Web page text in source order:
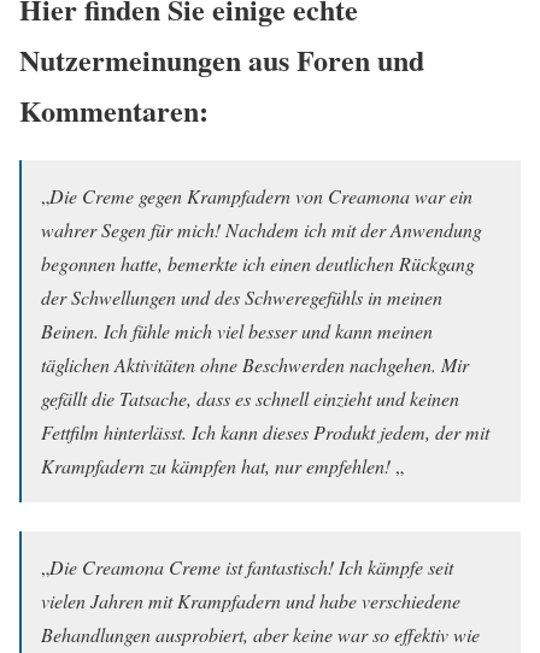
Hier finden Sie einige echte
Nutzermeinungen aus Foren und
Kommentaren:
„Die Creme gegen Krampfadern von Creamona war ein
wahrer Segen für mich! Nachdem ich mit der Anwendung
begonnen hatte, bemerkte ich einen deutlichen Rückgang
der Schwellungen und des Schweregefühls in meinen
Beinen. Ich fühle mich viel besser und kann meinen
täglichen Aktivitäten ohne Beschwerden nachgehen. Mir
gefällt die Tatsache, dass es schnell einzieht und keinen
Fettfilm hinterlässt. Ich kann dieses Produkt jedem, der mit
Krampfadern zu kämpfen hat, nur empfehlen! „
„Die Creamona Creme ist fantastisch! Ich kämpfe seit
vielen Jahren mit Krampfadern und habe verschiedene
Behandlungen ausprobiert, aber keine war so effektiv wie